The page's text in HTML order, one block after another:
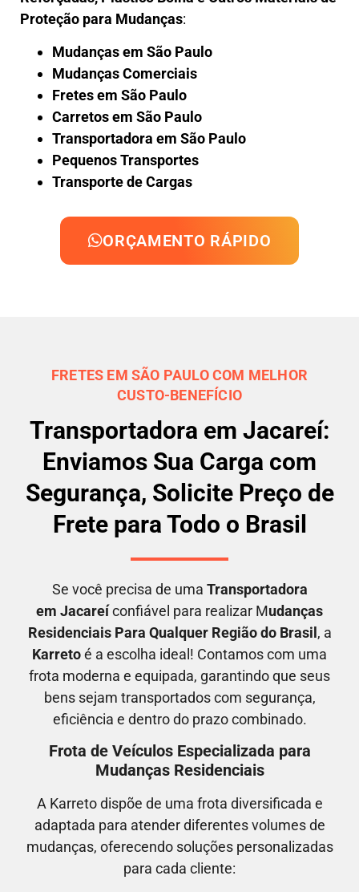
Proteção para Mudanças:
Mudanças em São Paulo
Mudanças Comerciais
Fretes em São Paulo
Carretos em São Paulo
Transportadora em São Paulo
Pequenos Transportes
Transporte de Cargas
ORÇAMENTO RÁPIDO
FRETES EM SÃO PAULO COM MELHOR
CUSTO-BENEFÍCIO
Transportadora em Jacareí:
Enviamos Sua Carga com
Segurança, Solicite Preço de
Frete para Todo o Brasil
Se você precisa de uma Transportadora
em Jacareíconfiável para realizar Mudanças
Residenciais Para Qualquer Região do Brasil , a
Karretoé a escolha ideal! Contamos com uma
frota moderna e equipada, garantindo que seus
bens sejam transportados com segurança,
eficiência e dentro do prazo combinado.
Frota de Veículos Especializada para
Mudanças Residenciais
A Karreto dispõe de uma frota diversificada e
adaptada para atender diferentes volumes de
mudanças, oferecendo soluções personalizadas
para cada cliente: